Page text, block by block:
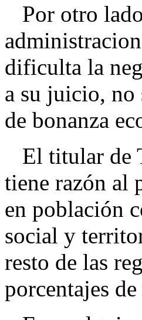
Por otro
dificulta la
a su juicio, no
de bonanza
El titular de
tiene razón al
en población
social y
resto de las
porcentajes